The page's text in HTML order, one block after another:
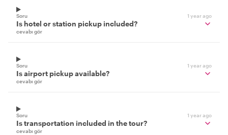
Soru 1 year ago
Is hotel or station pickup included?
cevabı gör
Soru 1 year ago
Is airport pickup available?
cevabı gör
Soru 1 year ago
Is transportation included in the tour?
cevabı gör